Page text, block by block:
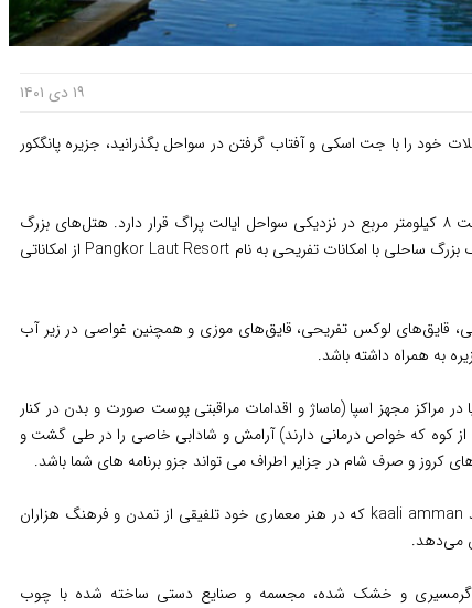
۱۹ دی ۱۴۰۱
خود را با جت اسکی و آفتاب گرفتن در سواحل بگذرانید، جزیره پانگکور
این جزیره با چشم اندازی رؤیایی، با مساحت ۸ کیلومتر مربع در نزدیکی سواحل ایالت پراگ قرار دارد. هتل‌های بزرگ
که بیشتر فضای جزیره را اشغال کرده و پارک بزرگ ساحلی با امکانات تفریحی به نام Pangkor Laut Resort از امکاناتی
قایق‌های لوکس تفریحی، قایق‌های موزی و همچنین غواصی در زیر آب
به همراه داشته باشد.
مراکز مجهز اسپا (ماساژ و اقدامات مراقبتی پوست صورت و بدن در کنار
از کوه که خواص درمانی دارند) آرامش و شادابی خاصی را در طی گشت و
کروز و صرف شام در جزایر اطراف می تواند جزو برنامه های شما باشد.
بناهایی همچون معبد Fu Lin Kong، معبد kaali amman که در هنر معماری خود تلفیقی از تمدن و فرهنگ هزاران
می‌دهد.
گرمسیری و خشک شده، مجسمه و صنایع دستی ساخته شده با چوب